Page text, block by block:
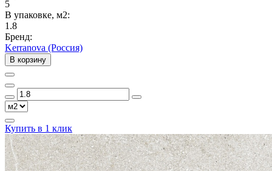
5
В упаковке, м2:
1.8
Бренд:
Kerranova (Россия)
В корзину
Купить в 1 клик